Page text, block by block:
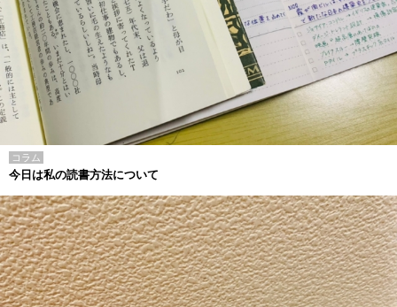
コラム
今日は私の読書方法について